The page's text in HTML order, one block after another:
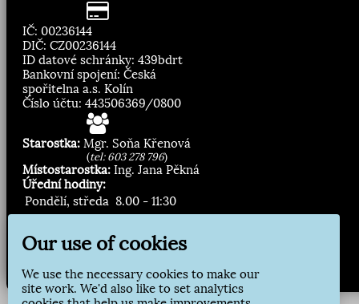
IČ: 00236144
DIČ: CZ00236144
ID datové schránky: 439bdrt
Bankovní spojení: Česká
spořitelna a.s. Kolín
Číslo účtu: 443506369/0800
Starostka: Mgr. Soňa Křenová
(tel: 603 278 796)
Místostarostka: Ing. Jana Pěkná
Úřední hodiny:
Pondělí, středa 8.00 - 11:30
Přihlásit odběr
Our use of cookies
We use the necessary cookies to make our
site work. We'd also like to set analytics